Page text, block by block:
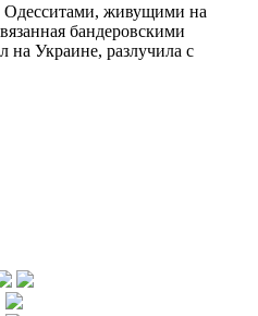
Одесситами, живущими на
бандеровскими
на Украине, разлучила с